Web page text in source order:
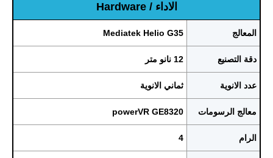
الاداء / Hardware
المعالج Mediatek Helio G35
دقة التصنيع 12 نانو متر
عدد الانوية ثماني الانوية
معالج الرسومات powerVR GE8320
الرام 4